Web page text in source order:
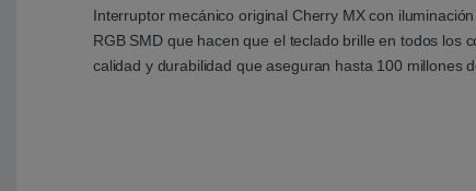
Interruptor mecánico original Cherry MX con
RGB SMD que hacen que el teclado brille en todos los
calidad y durabilidad que aseguran hasta 100 millones